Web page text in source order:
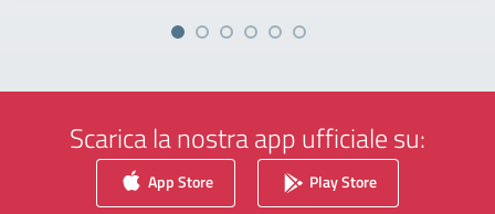
Scarica la nostra app ufficiale su:
App Store Play Store